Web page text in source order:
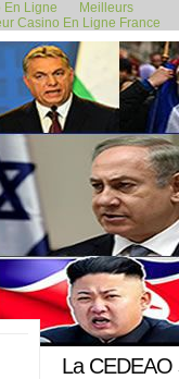
En Ligne
Meilleurs
Casino En Ligne France
30 mai 2024
La CEDEAO